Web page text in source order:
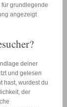
grundlegende
angezeigt
deiner
und gelesen
hast, wurdest du
der